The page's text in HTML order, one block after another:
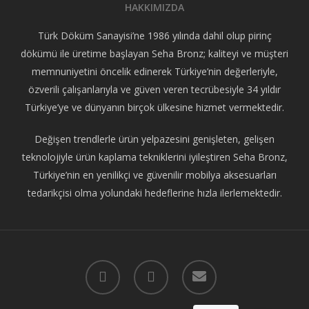
HAKKIMIZDA
Türk Döküm Sanayisi’ne 1986 yılında dahil olup pirinç
dökümü ile üretime başlayan Seha Bronz; kaliteyi ve müşteri
memnuniyetini öncelik edinerek Türkiye’nin değerleriyle,
özverili çalışanlarıyla ve güven veren tecrübesiyle 34 yıldır
Türkiye’ye ve dünyanın birçok ülkesine hizmet vermektedir.
Değişen trendlerle ürün yelpazesini genişleten, gelişen
teknolojiyle ürün kaplama tekniklerini iyileştiren Seha Bronz,
Türkiye’nin en yenilikçi ve güvenilir mobilya aksesuarları
tedarikçisi olma yolundaki hedeflerine hızla ilerlemektedir.
facebook instagram email